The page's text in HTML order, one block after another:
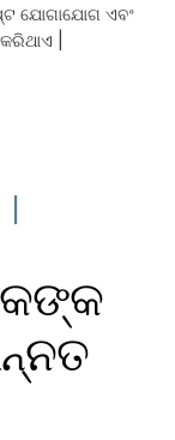
ଯୋଗାଯୋଗ ଏବଂ
|